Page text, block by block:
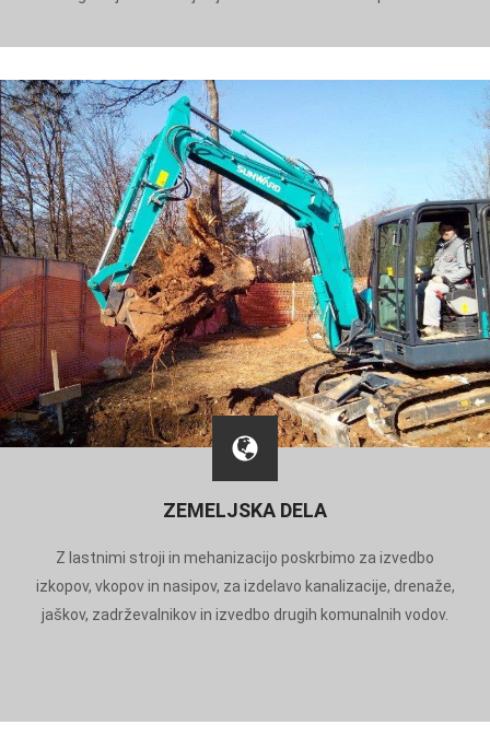
ZEMELJSKA DELA
Z lastnimi stroji in mehanizacijo poskrbimo za izvedbo
izkopov, vkopov in nasipov, za izdelavo kanalizacije, drenaže,
jaškov, zadrževalnikov in izvedbo drugih komunalnih vodov.